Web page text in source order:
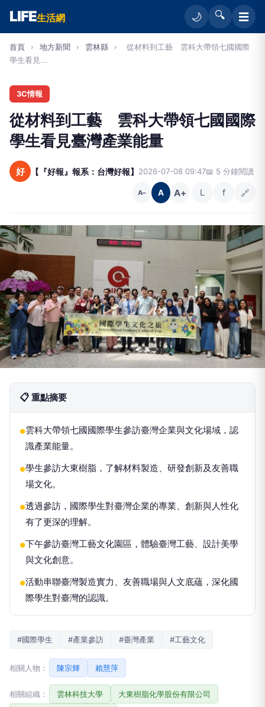
LIFE生活網 🌙 🔍 ☰
首頁 › 地方新聞 › 雲林縣 ›
從材料到工藝 雲科大帶領七國國際
學生看見...
3C情報
從材料到工藝 雲科大帶領七國國際
學生看見臺灣產業能量
好 【『好報』報系：台灣好報】 2026-07-08 09:47📖 5 分鐘閱讀
A− A A+ L f 🔗
📋 重點摘要
●雲科大帶領七國國際學生參訪臺灣企業與文化場域，認
識產業能量。
●學生參訪大東樹脂，了解材料製造、研發創新及友善職
場文化。
●透過參訪，國際學生對臺灣企業的專業、創新與人性化
有了更深的理解。
●下午參訪臺灣工藝文化園區，體驗臺灣工藝、設計美學
與文化創意。
●活動串聯臺灣製造實力、友善職場與人文底蘊，深化國
際學生對臺灣的認識。
#國際學生 #產業參訪 #臺灣產業 #工藝文化
相關人物： 陳宗輝 賴慧萍
相關組織： 雲林科技大學
大東樹脂化學股份有限公司